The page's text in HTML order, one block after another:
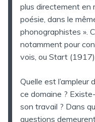
plus directement en
poésie, dans le
phonographistes ».
notamment pour
vois, ou Start
Quelle est
ce domaine ?
son travail ? Dans
questions